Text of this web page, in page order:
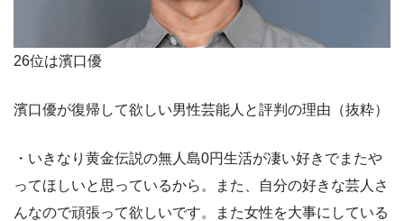
26位は濱口優
濱口優が復帰して欲しい男性芸能人と評判の理由（抜粋）
・いきなり黄金伝説の無人島0円生活が凄い好きでまたや
ってほしいと思っているから。また、自分の好きな芸人さ
んなので頑張って欲しいです。また女性を大事にしている